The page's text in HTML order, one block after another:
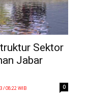
Sektor
Jabar
/ 08:22 WIB 0